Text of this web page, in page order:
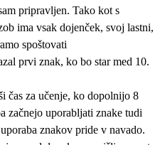
pripravljen. Tako kot s
ima vsak dojenček, svoj lastni,
spoštovati
prvi znak, ko bo star med 10.
čas za učenje, ko dopolnijo 8
začnejo uporabljati znake tudi
znakov pride v navado.